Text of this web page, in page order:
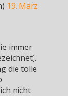
19. März
immer
die tolle
nicht